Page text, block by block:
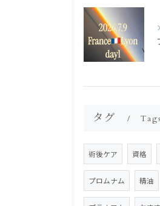
タグ Tags
術後ケア 資格
プロムナム 精油